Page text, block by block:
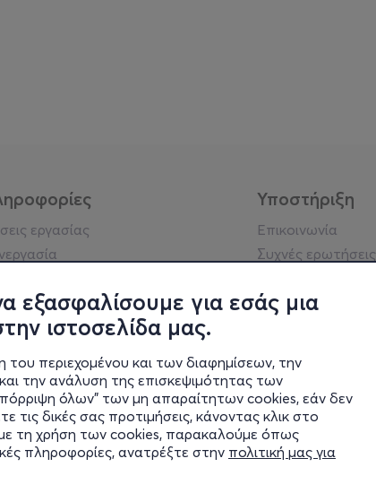
εξασφαλίσουμε για εσάς μια
ιστοσελίδα μας.
περιεχομένου και των διαφημίσεων, την
την ανάλυση της επισκεψιμότητας των
όλων" των μη απαραίτητων cookies, εάν δεν
τις δικές σας προτιμήσεις, κάνοντας κλικ στο
με τη χρήση των cookies, παρακαλούμε όπως
πληροφορίες, ανατρέξτε στην πολιτική μας για
εργασίας
απορρήτου
σημείωση
στοιχεία
Εταιρείας
Διαφάνειας
Υποστήριξη
Επικοινωνία
Συχνές ερωτήσεις
Υπηρεσίες
Σύνδεση reseller